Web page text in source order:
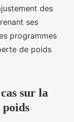
des
ses
programmes
de poids
sur la